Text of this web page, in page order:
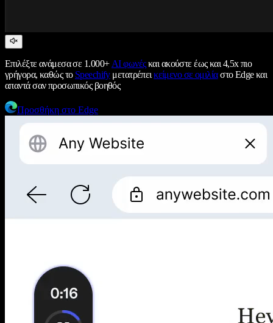
Επιλέξτε ανάμεσα σε 1.000+ AI φωνέςκαι ακούστε έως και 4,5x πιο
γρήγορα, καθώς το Speechifyμετατρέπεικείμενο σε ομιλίαστο Edge και
απαντά σαν προσωπικός βοηθός
Προσθήκη στο Edge